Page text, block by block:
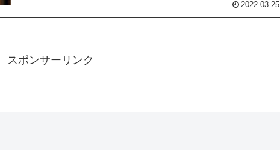
2022.03.25
スポンサーリンク